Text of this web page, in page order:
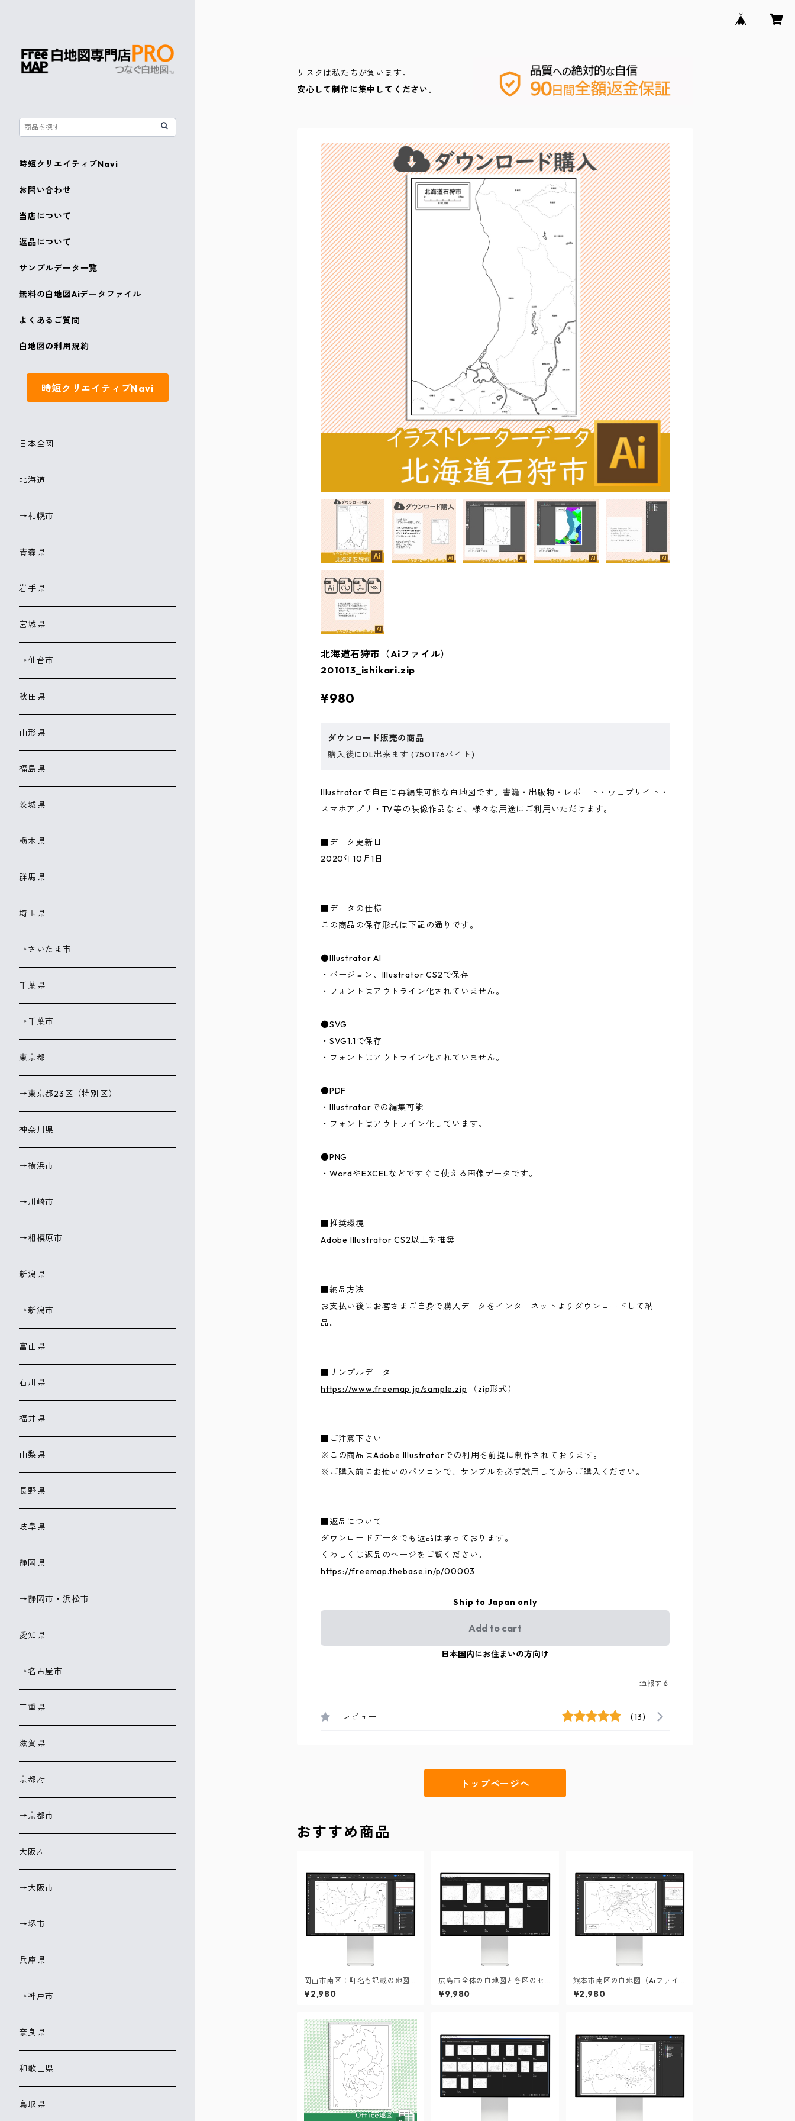
リスクは私たちが負います。
安心して制作に集中してください。
北海道石狩市（Aiファイル）
201013_ishikari.zip
¥980
ダウンロード販売の商品
購入後にDL出来ます (750176バイト)
Illustratorで自由に再編集可能な白地図です。書籍・出版物・レポート・ウェブサイト・
スマホアプリ・TV等の映像作品など、様々な用途にご利用いただけます。
■データ更新日
2020年10月1日
■データの仕様
この商品の保存形式は下記の通りです。
●Illustrator AI
・バージョン、Illustrator CS2で保存
・フォントはアウトライン化されていません。
●SVG
・SVG1.1で保存
・フォントはアウトライン化されていません。
●PDF
・Illustratorでの編集可能
・フォントはアウトライン化しています。
●PNG
・WordやEXCELなどですぐに使える画像データです。
■推奨環境
Adobe Illustrator CS2以上を推奨
■納品方法
お支払い後にお客さまご自身で購入データをインターネットよりダウンロードして納
品。
■サンプルデータ
https://www.freemap.jp/sample.zip （zip形式）
■ご注意下さい
※この商品はAdobe Illustratorでの利用を前提に制作されております。
※ご購入前にお使いのパソコンで、サンプルを必ず試用してからご購入ください。
■返品について
ダウンロードデータでも返品は承っております。
くわしくは返品のページをご覧ください。
https://freemap.thebase.in/p/00003
Ship to Japan only
Add to cart
日本国内にお住まいの方向け
通報する
レビュー (13)
トップページへ
おすすめ商品
岡山市南区：町名も記載の地図
データ（PDF・Aiファイル）
¥2,980
広島市全体の白地図と各区のセ
ット：町名も記載の地図データ
（PDF・Aiファイル）
¥9,980
熊本市南区の白地図（Aiファイ
ル）
¥2,980
時短クリエイティブNavi
お問い合わせ
当店について
返品について
サンプルデータ一覧
無料の白地図Aiデータファイル
よくあるご質問
白地図の利用規約
時短クリエイティブNavi
日本全図
北海道
→札幌市
青森県
岩手県
宮城県
→仙台市
秋田県
山形県
福島県
茨城県
栃木県
群馬県
埼玉県
→さいたま市
千葉県
→千葉市
東京都
→東京都23区（特別区）
神奈川県
→横浜市
→川崎市
→相模原市
新潟県
→新潟市
富山県
石川県
福井県
山梨県
長野県
岐阜県
静岡県
→静岡市・浜松市
愛知県
→名古屋市
三重県
滋賀県
京都府
→京都市
大阪府
→大阪市
→堺市
兵庫県
→神戸市
奈良県
和歌山県
鳥取県